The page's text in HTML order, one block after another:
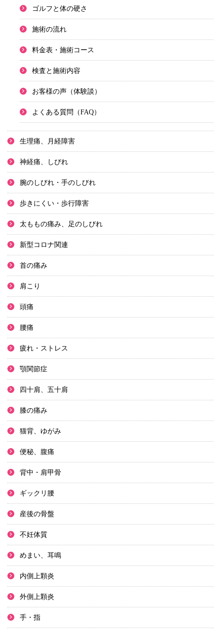
ゴルフと体の硬さ
施術の流れ
料金表・施術コース
検査と施術内容
お客様の声（体験談）
よくある質問（FAQ）
生理痛、月経障害
神経痛、しびれ
腕のしびれ・手のしびれ
歩きにくい・歩行障害
太ももの痛み、足のしびれ
新型コロナ関連
首の痛み
肩こり
頭痛
腰痛
疲れ・ストレス
顎関節症
四十肩、五十肩
膝の痛み
猫背、ゆがみ
便秘、腹痛
背中・肩甲骨
ギックリ腰
産後の骨盤
不妊体質
めまい、耳鳴
内側上顆炎
外側上顆炎
手・指